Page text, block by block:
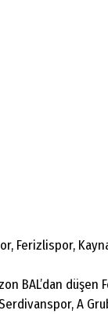
Ferizlispor,
BAL’dan
A